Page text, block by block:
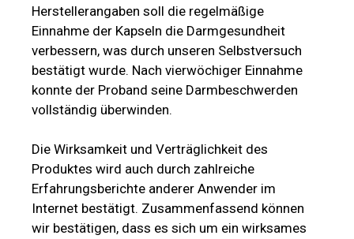
Herstellerangaben soll die regelmäßige
Einnahme der Kapseln die Darmgesundheit
verbessern, was durch unseren Selbstversuch
bestätigt wurde. Nach vierwöchiger Einnahme
konnte der Proband seine Darmbeschwerden
vollständig überwinden.
Die Wirksamkeit und Verträglichkeit des
Produktes wird auch durch zahlreiche
Erfahrungsberichte anderer Anwender im
Internet bestätigt. Zusammenfassend können
wir bestätigen, dass es sich um ein wirksames